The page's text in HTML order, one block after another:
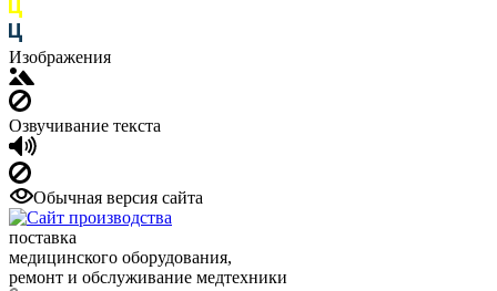
Изображения
Озвучивание текста
Обычная версия сайта
поставка
медицинского оборудования,
ремонт и обслуживание медтехники